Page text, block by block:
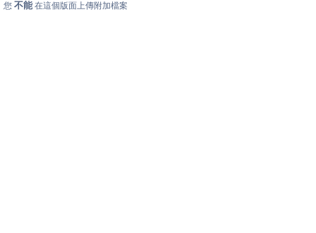
您 不能 在這個版面上傳附加檔案